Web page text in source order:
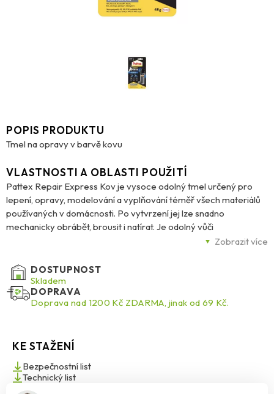
POPIS PRODUKTU
Tmel na opravy v barvě kovu
Zobrazit více
VLASTNOSTI A OBLASTI POUŽITÍ
Pattex Repair Express Kov je vysoce odolný tmel určený pro
lepení, opravy, modelování a vyplňování téměř všech materiálů
používaných v domácnosti. Po vytvrzení jej lze snadno
mechanicky obrábět, brousit i natírat. Je odolný vůči
povětrnostním vlivům, čisticím prostředkům, rozpouštědlům a
Tmel je vhodný pro širokou škálu materiálů, jako jsou kovy (ocel,
hliník, mosaz, nerezová ocel), sklo, keramika, dlaždice, beton,
dřevo a tvrdé plasty (polystyren, ABS, tvrdé PVC, polyakryl). Díky
pro použití na polyetylén (PE), polypropylen (PP) a teflon
(PTFE).
DOSTUPNOST
Skladem
DOPRAVA
Doprava nad 1200 Kč ZDARMA, jinak od 69 Kč.
KE STAŽENÍ
Bezpečnostní list
Technický list